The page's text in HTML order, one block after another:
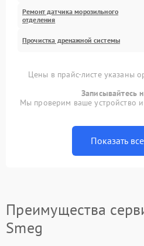
Ремонт датчика морозильного
отделения
Прочистка дренажной системы
Цены в прайс-листе указаны
Записывайтесь
Мы проверим ваше устройство
Показать
Преимущества
Smeg